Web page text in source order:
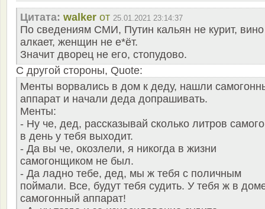
Цитата: walker от 25.01.2021 23:14:37
По сведениям СМИ, Путин кальян не курит,
алкает, женщин не е*ёт.
Значит дворец не его, стопудово.
С другой стороны, Quote:
Менты ворвались в дом к деду, нашли
аппарат и начали деда допрашивать.
Менты:
- Ну че, дед, рассказывай сколько литров
в день у тебя выходит.
- Да вы че, окозлели, я никогда в жизни
самогонщиком не был.
- Да ладно тебе, дед, мы ж тебя с поличным
поймали. Все, будут тебя судить. У тебя ж в
самогонный аппарат!